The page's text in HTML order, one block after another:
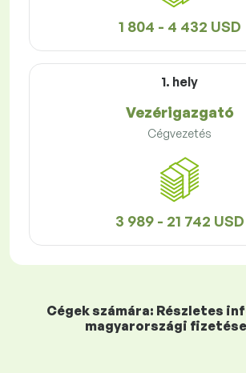
1 804 - 4 432 USD
1. hely
Vezérigazgató
Cégvezetés
3 989 - 21 742 USD
Cégek számára: Részletes
magyarországi